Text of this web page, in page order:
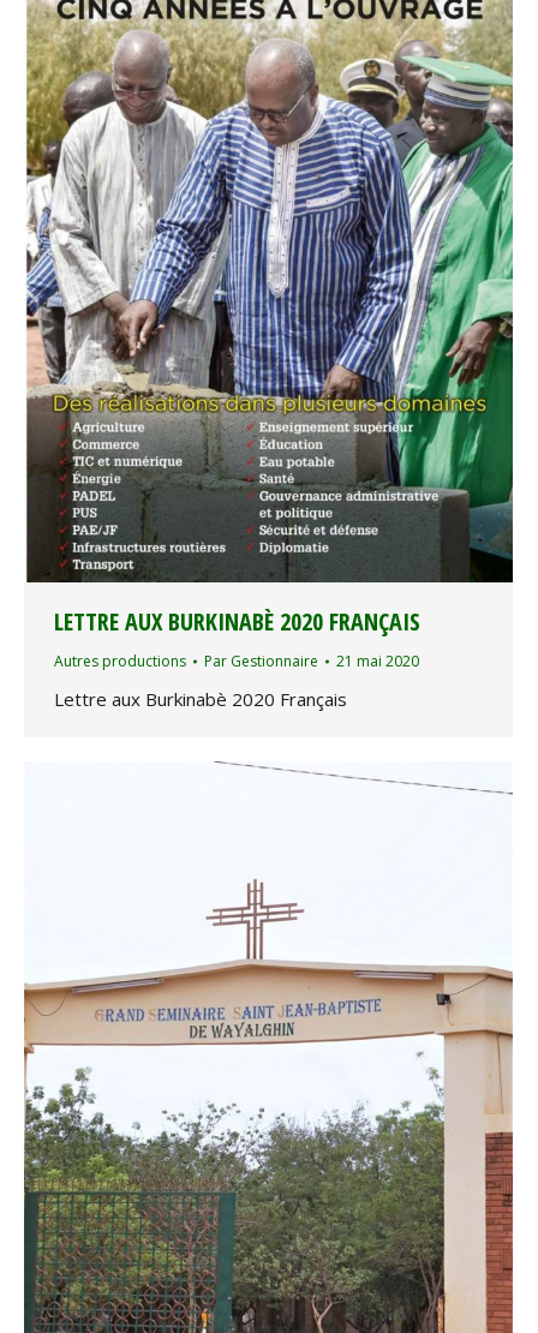
LETTRE AUX BURKINABÈ 2020 FRANÇAIS
Autres productions Par Gestionnaire 21 mai 2020
Lettre aux Burkinabè 2020 Français